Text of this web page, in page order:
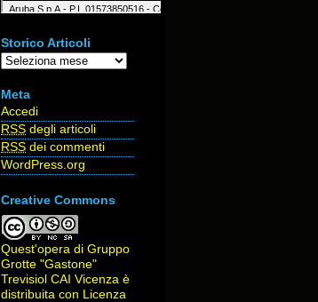
Storico Articoli
Storico
Meta
Accedi
RSS degli articoli
RSS dei commenti
WordPress.org
Creative Commons
Quest'opera di Gruppo
Grotte "Gastone"
Trevisiol CAI Vicenza è
distribuita con Licenza